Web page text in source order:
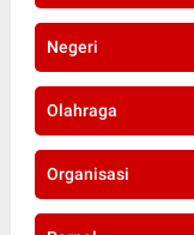
Negeri
Olahraga
Organisasi